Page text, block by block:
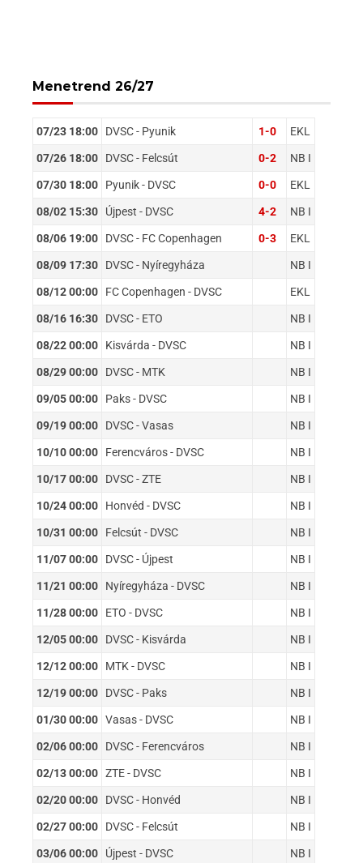
Menetrend 26/27
07/23 18:00 DVSC - Pyunik 1-0 EKL
07/26 18:00 DVSC - Felcsút 0-2 NB I
07/30 18:00 Pyunik - DVSC 0-0 EKL
08/02 15:30 Újpest - DVSC 4-2 NB I
08/06 19:00 DVSC - FC Copenhagen 0-3 EKL
08/09 17:30 DVSC - Nyíregyháza NB I
08/12 00:00 FC Copenhagen - DVSC EKL
08/16 16:30 DVSC - ETO NB I
08/22 00:00 Kisvárda - DVSC NB I
08/29 00:00 DVSC - MTK NB I
09/05 00:00 Paks - DVSC NB I
09/19 00:00 DVSC - Vasas NB I
10/10 00:00 Ferencváros - DVSC NB I
10/17 00:00 DVSC - ZTE NB I
10/24 00:00 Honvéd - DVSC NB I
10/31 00:00 Felcsút - DVSC NB I
11/07 00:00 DVSC - Újpest NB I
11/21 00:00 Nyíregyháza - DVSC NB I
11/28 00:00 ETO - DVSC NB I
12/05 00:00 DVSC - Kisvárda NB I
12/12 00:00 MTK - DVSC NB I
12/19 00:00 DVSC - Paks NB I
01/30 00:00 Vasas - DVSC NB I
02/06 00:00 DVSC - Ferencváros NB I
02/13 00:00 ZTE - DVSC NB I
02/20 00:00 DVSC - Honvéd NB I
02/27 00:00 DVSC - Felcsút NB I
03/06 00:00 Újpest - DVSC NB I